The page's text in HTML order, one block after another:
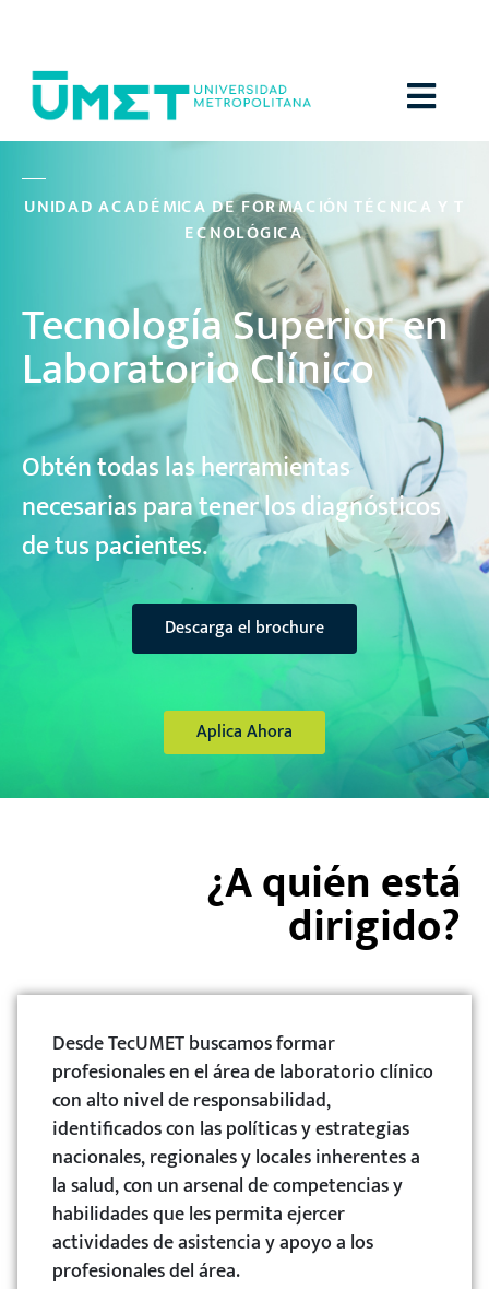
UNIDAD ACADÉMICA DE FORMACIÓN TÉCNICA Y T
ECNOLÓGICA
Tecnología Superior en
Laboratorio Clínico
Obtén todas las herramientas
necesarias para tener los diagnósticos
de tus pacientes.
Descarga el brochure
Aplica Ahora
¿A quién está
dirigido?
Desde TecUMET buscamos formar
profesionales en el área de laboratorio clínico
con alto nivel de responsabilidad,
identificados con las políticas y estrategias
nacionales, regionales y locales inherentes a
la salud, con un arsenal de competencias y
habilidades que les permita ejercer
actividades de asistencia y apoyo a los
profesionales del área.